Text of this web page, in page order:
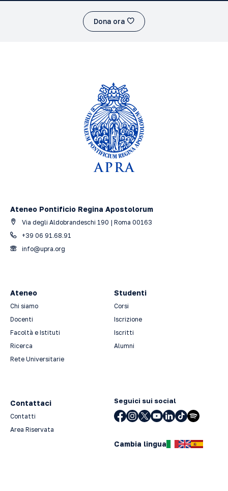
Dona ora
Ateneo Pontificio Regina Apostolorum
Via degli Aldobrandeschi 190 | Roma 00163
+39 06 91.68.91
info@upra.org
Ateneo
Chi siamo
Docenti
Facoltà e Istituti
Ricerca
Rete Universitarie
Studenti
Corsi
Iscrizione
Iscritti
Alumni
Contattaci
Contatti
Area Riservata
Seguici sui social
Cambia lingua